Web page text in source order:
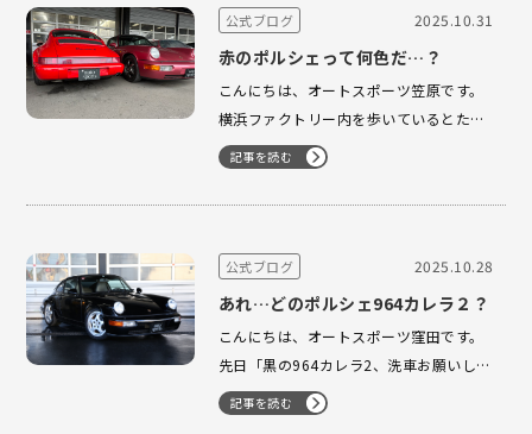
は狭いですが、適度なワインディングと
特にケ…
公式ブログ 2025.10.31
赤のポルシェって何色だ…？
こんにちは、オートスポーツ笠原です。
横浜ファクトリー内を歩いているとたま
たま964のガーズレッド・ラズベリーレ
ッド(964タルガ)が並んでいました。 レ
ッド・赤色の車と聞くと私はガーズレッ
もレッドと称されてるのは不思議です
記事を読む
公式ブログ 2025.10.28
あれ…どのポルシェ964カレラ２？
こんにちは、オートスポーツ窪田です。
先日「黒の964カレラ2、洗車お願いしま
す」と言われて確認したところ…なんと
黒の964カレラ2だけで 3台 もあるでは
記事を読む